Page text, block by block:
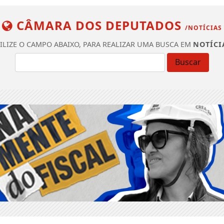
CÂMARA DOS DEPUTADOS /NOTÍCIAS
O CAMPO ABAIXO, PARA REALIZAR UMA BUSCA EM
Buscar